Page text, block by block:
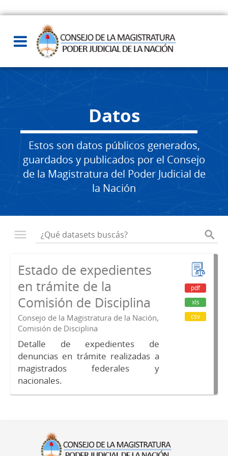
Datos
Estos son datos públicos generados,
guardados y publicados por el Consejo
de la Magistratura del Poder Judicial de
la Nación
Estado de expedientes
en trámite de la
Comisión de Disciplina
Consejo de la Magistratura de la Nación,
Comisión de Disciplina
Detalle de expedientes de
denuncias en trámite realizadas a
magistrados federales y
nacionales.
pdf
xls
csv